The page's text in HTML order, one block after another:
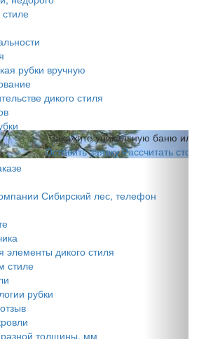
рубки вручную
дикого стиля
Сибирский лес, телефон
элементы дикого стиля
стиле
рубки
разной толщины, мм
уникальную баню или дом
Рассчитать стоимость